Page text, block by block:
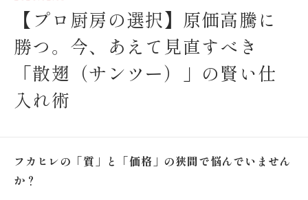
【プロ厨房の選択】原価高騰に
勝つ。今、あえて見直すべき
「散翅（サンツー）」の賢い仕
入れ術
フカヒレの「質」と「価格」の狭間で悩んでいません
か？